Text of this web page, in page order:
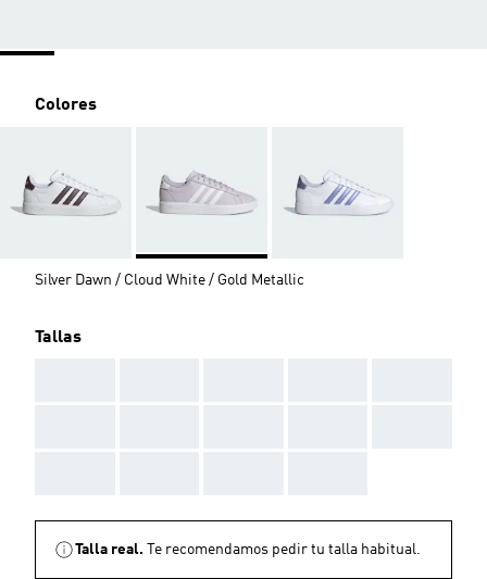
Colores
Silver Dawn / Cloud White / Gold Metallic
Tallas
Talla real. Te recomendamos pedir tu talla habitual.